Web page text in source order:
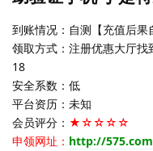
到账情况：自测【充值后果
领取方式：注册优惠大厅
18
安全系数：低
平台资历：未知
会员评分： ★☆☆☆☆
申领网址： http://